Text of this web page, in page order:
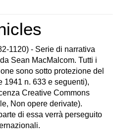
1120) - Serie di narrativa
Sean MacMalcom. Tutti i
sono sotto protezione del
1941 n. 633 e seguenti),
Creative Commons
Non opere derivate).
di essa verrà perseguito